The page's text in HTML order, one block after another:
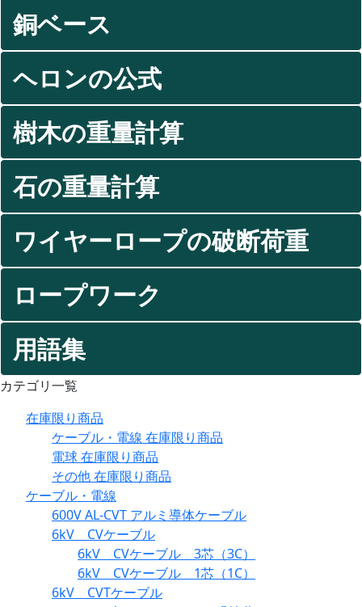
銅ベース
ヘロンの公式
樹木の重量計算
石の重量計算
ワイヤーロープの破断荷重
ロープワーク
用語集
カテゴリ一覧
在庫限り商品
ケーブル・電線 在庫限り商品
電球 在庫限り商品
その他 在庫限り商品
ケーブル・電線
600V AL-CVT アルミ導体ケーブル
6kV CVケーブル
6kV CVケーブル 3芯（3C）
6kV CVケーブル 1芯（1C）
6kV CVTケーブル